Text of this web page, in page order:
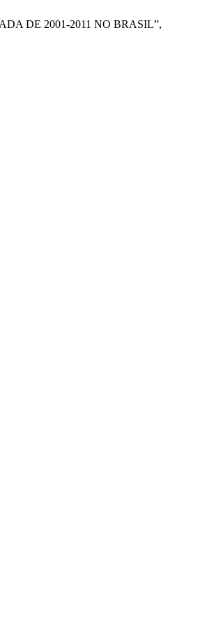
DE 2001-2011 NO BRASIL”,